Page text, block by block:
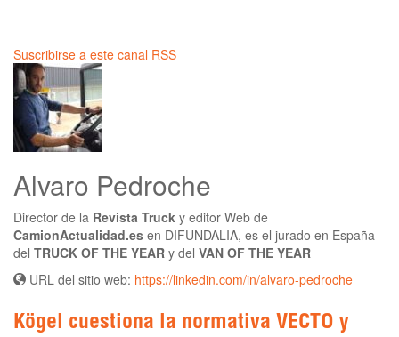
Suscribirse a este canal RSS
Alvaro Pedroche
Director de la Revista Truck y editor Web de
CamionActualidad.es en DIFUNDALIA, es el jurado en España
del TRUCK OF THE YEAR y del VAN OF THE YEAR
URL del sitio web: https://linkedin.com/in/alvaro-pedroche
Kögel cuestiona la normativa VECTO y